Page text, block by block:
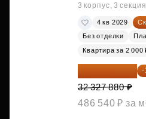
3 корпус, 3
4 кв 2029
Без отделки
Квартира за 2 000
29 095 092 ₽ -
32 327 880 ₽
486 540 ₽ за